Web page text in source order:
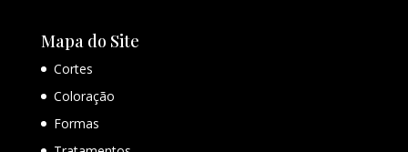
Mapa do Site
Cortes
Coloração
Formas